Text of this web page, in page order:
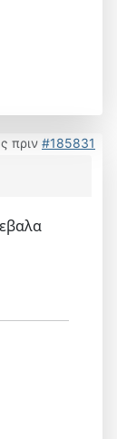
πριν #185831